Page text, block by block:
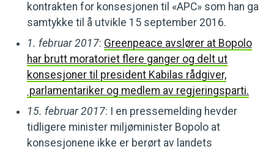
kontrakten for konsesjonen til «APC» som han ga
samtykke til å utvikle 15 september 2016.
1. februar 2017: Greenpeace avslører at Bopolo
har brutt moratoriet flere ganger og delt ut
konsesjoner til president Kabilas rådgiver,
parlamentariker og medlem av regjeringsparti.
15. februar 2017: I en pressemelding hevder
tidligere minister miljøminister Bopolo at
konsesjonene ikke er berørt av landets